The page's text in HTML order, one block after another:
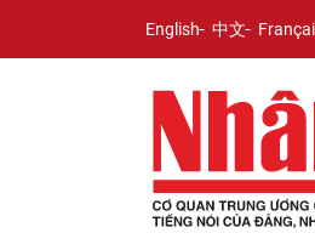
English 中文